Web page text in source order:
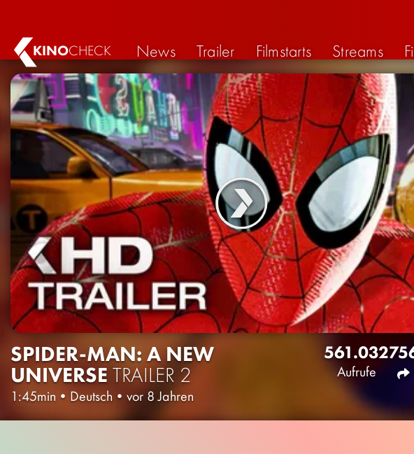
KINOCHECK News Trailer Filmstarts Streams
SPIDER-MAN: A NEW
UNIVERSE TRAILER 2
1:45min • Deutsch • vor 8 Jahren
561.032
Aufrufe